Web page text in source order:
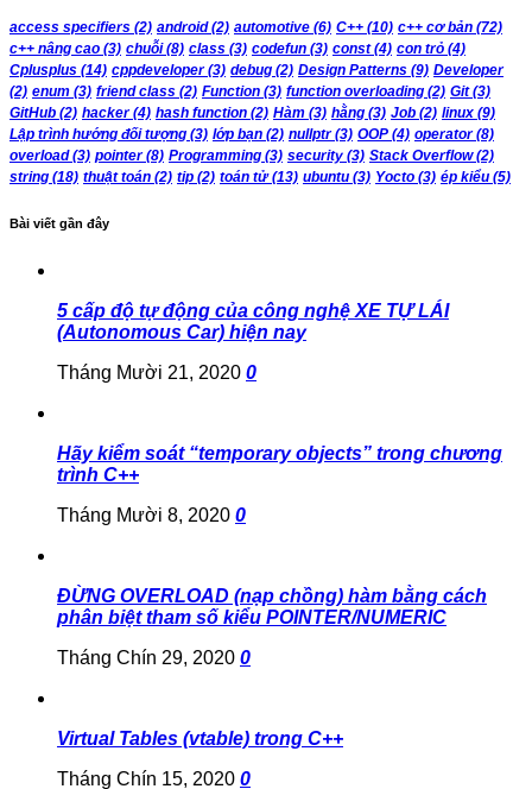
access specifiers (2) android(2) automotive (6) C++ (10) c++ cơ bản (72)
c++ nâng cao (3) chuỗi(8) class (3) codefun (3) const(4) con trỏ (4)
Cplusplus (14) cppdeveloper(3) debug (2) Design Patterns (9) Developer
(2) enum (3) friend class (2) Function (3) function overloading (2) Git(3)
GitHub (2) hacker(4) hash function (2) Hàm (3) hằng (3) Job (2) linux (9)
Lập trình hướng đối tượng (3) lớp bạn (2) nullptr(3) OOP (4) operator(8)
overload(3) pointer(8) Programming (3) security (3) Stack Overflow(2)
string (18) thuật toán (2) tip (2) toán tử(13) ubuntu (3) Yocto (3) ép kiểu (5)
Bài viết gần đây
5 cấp độ tự động của công nghệ XE TỰ LÁI
(Autonomous Car) hiện nay
Tháng Mười 21, 2020 0
Hãy kiểm soát “temporary objects” trong chương
trình C++
Tháng Mười 8, 2020 0
ĐỪNG OVERLOAD (nạp chồng) hàm bằng cách
phân biệt tham số kiểu POINTER/NUMERIC
Tháng Chín 29, 2020 0
Virtual Tables (vtable) trong C++
Tháng Chín 15, 2020 0